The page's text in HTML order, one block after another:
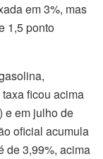
em 3%, mas
1,5 ponto
ficou acima
e em julho de
oficial acumula
de 3,99%, acima